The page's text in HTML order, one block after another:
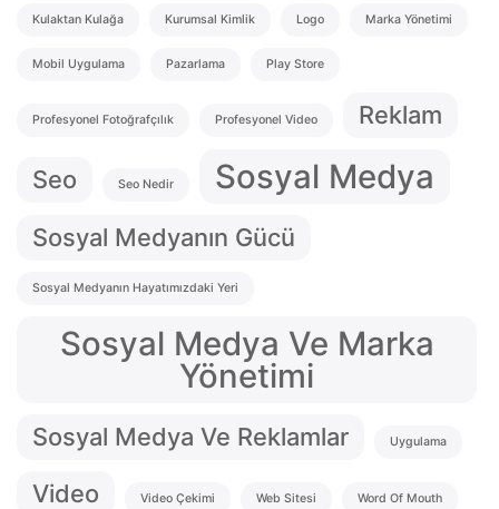
Kulaktan Kulağa Kurumsal Kimlik Logo Marka Yönetimi
Mobil Uygulama Pazarlama Play Store
Profesyonel Fotoğrafçılık Profesyonel Video Reklam
Seo Seo Nedir Sosyal Medya
Sosyal Medyanın Gücü
Sosyal Medyanın Hayatımızdaki Yeri
Sosyal Medya Ve Marka
Yönetimi
Sosyal Medya Ve Reklamlar Uygulama
Video Video Çekimi Web Sitesi Word Of Mouth